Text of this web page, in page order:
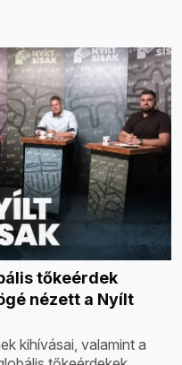
tőkeérdek
nézett a Nyílt
kihívásai, valamint a